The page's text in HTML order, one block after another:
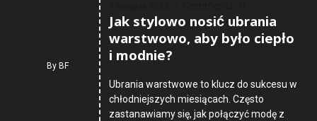
ByBF
Jak stylowo nosić ubrania
warstwowo, aby było ciepło
i modnie?
Ubrania warstwowe to klucz do sukcesu w
chłodniejszych miesiącach. Często
zastanawiamy się, jak połączyć modę z